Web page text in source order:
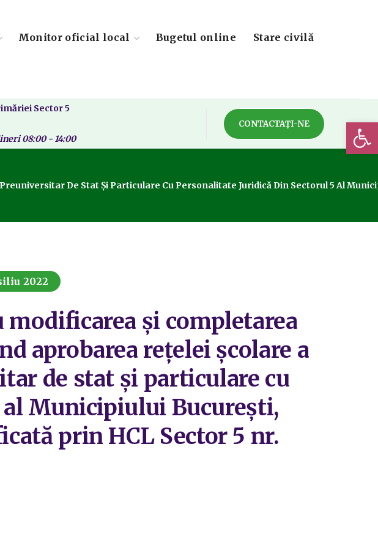
Monitor oficial local Bugetul online Stare civilă
Sector 5
08:00 - 14:00
CONTACTAȚI-NE
De Stat Și Particulare Cu Personalitate Juridică Din Sectorul 5 Al
2022
modificarea și completarea
aprobarea rețelei școlare a
de stat și particulare cu
Municipiului București,
prin HCL Sector 5 nr.